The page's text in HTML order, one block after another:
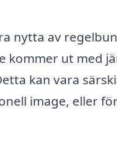
nytta av
kommer ut med
kan vara
image, eller